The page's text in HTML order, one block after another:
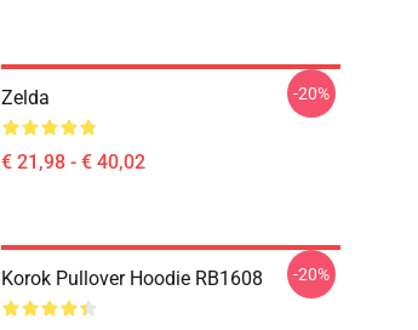
Zelda
€ 21,98 - € 40,02
-20%
Korok Pullover Hoodie RB1608 -20%